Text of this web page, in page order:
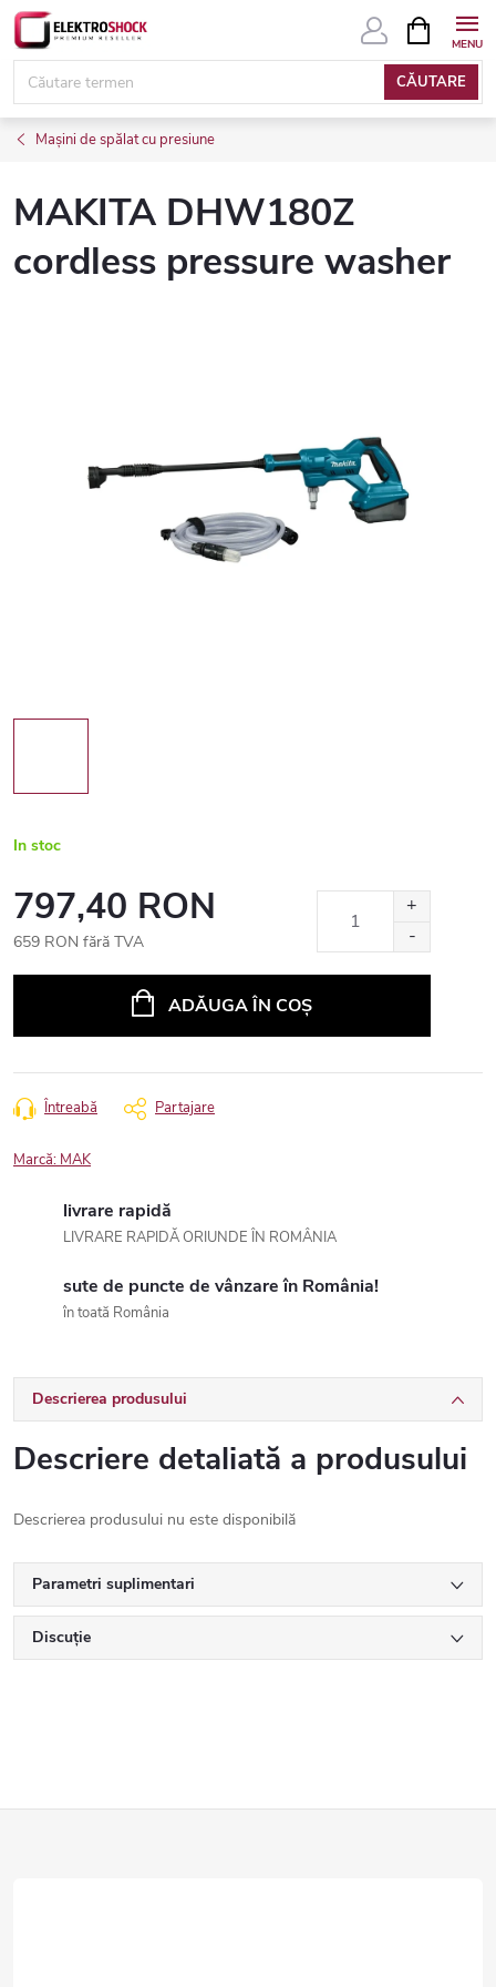
Treci
conținut
CĂUTARE
COŞ
DE
Mașini de spălat cu presiune
MAKITA DHW180Z
cordless pressure washer
In stoc
797,40 RON
659 RON fără TVA
ADĂUGA ÎN COŞ
Întreabă Partajare
Marcă: MAK
livrare rapidă
LIVRARE RAPIDĂ ORIUNDE ÎN ROMÂNIA
sute de puncte de vânzare în România!
în toată România
Descrierea produsului
Descriere detaliată a produsului
Descrierea produsului nu este disponibilă
Parametri suplimentari
Discuţie